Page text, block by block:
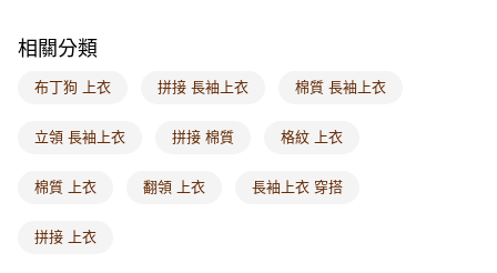
海外配送-歐美地區
相關分類
布丁狗 上衣 拼接 長袖上衣 棉質 長袖上衣
立領 長袖上衣 拼接 棉質 格紋 上衣
棉質 上衣 翻領 上衣 長袖上衣 穿搭
拼接 上衣